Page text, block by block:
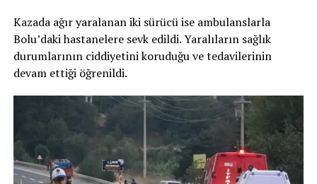
Kazada ağır yaralanan iki sürücü ise ambulanslarla
Bolu’daki hastanelere sevk edildi. Yaralıların sağlık
durumlarının ciddiyetini koruduğu ve tedavilerinin
devam ettiği öğrenildi.